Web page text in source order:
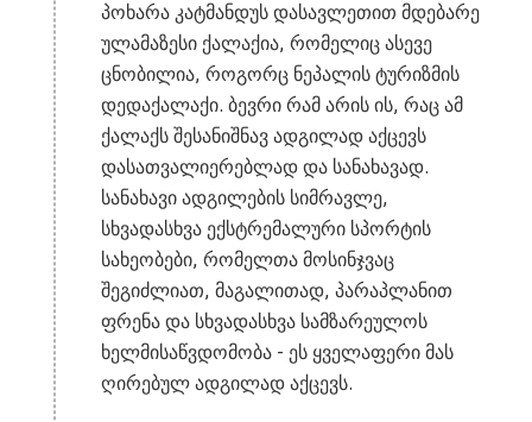
პოხარა კატმანდუს დასავლეთით მდებარე
ულამაზესი ქალაქია, რომელიც ასევე
ცნობილია, როგორც ნეპალის ტურიზმის
დედაქალაქი. ბევრი რამ არის ის, რაც ამ
ქალაქს შესანიშნავ ადგილად აქცევს
დასათვალიერებლად და სანახავად.
სანახავი ადგილების სიმრავლე,
სხვადასხვა ექსტრემალური სპორტის
სახეობები, რომელთა მოსინჯვაც
შეგიძლიათ, მაგალითად, პარაპლანით
ფრენა და სხვადასხვა სამზარეულოს
ხელმისაწვდომობა - ეს ყველაფერი მას
ღირებულ ადგილად აქცევს.